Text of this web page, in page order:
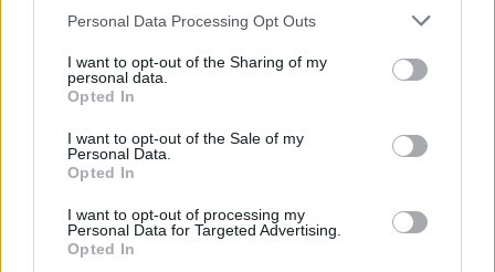
Personal Data Processing Opt Outs
I want to opt-out of the Sharing of my
personal data.
Opted In
I want to opt-out of the Sale of my
Personal Data.
Opted In
I want to opt-out of processing my
Personal Data for Targeted Advertising.
Opted In
Refescar